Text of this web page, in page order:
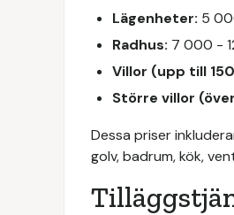
Lägenheter: 5
Radhus: 7 000 -
Villor (upp till
Större villor
Dessa priser
golv, badrum, kök,